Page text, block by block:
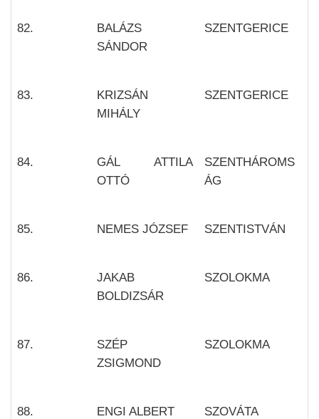
82.
BALÁZS
SÁNDOR
SZENTGERICE
83.
KRIZSÁN
MIHÁLY
SZENTGERICE
84.
GÁL ATTILA
OTTÓ
SZENTHÁROMS
ÁG
85. NEMES JÓZSEF SZENTISTVÁN
86.
JAKAB
BOLDIZSÁR
SZOLOKMA
87.
SZÉP
ZSIGMOND
SZOLOKMA
88. ENGI ALBERT SZOVÁTA